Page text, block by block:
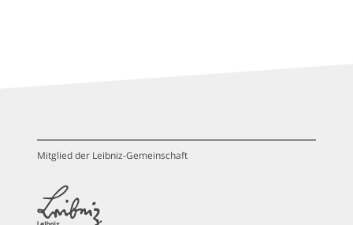
Mitglied der Leibniz-Gemeinschaft